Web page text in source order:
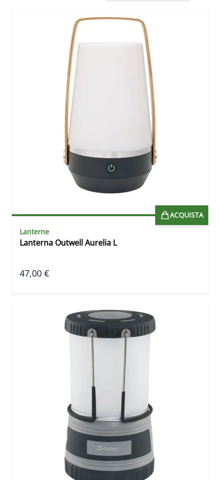
ACQUISTA
Lanterne
Lanterna Outwell Aurelia L
47,00 €